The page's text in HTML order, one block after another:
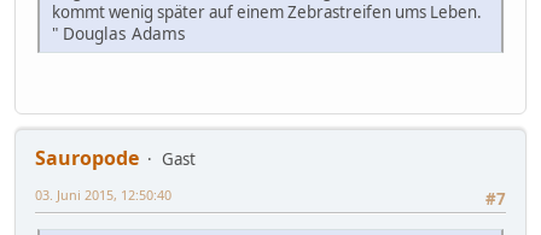
kommt wenig später auf einem Zebrastreifen ums Leben.
" Douglas Adams
Sauropode
Gast
#7
03. Juni 2015, 12:50:40